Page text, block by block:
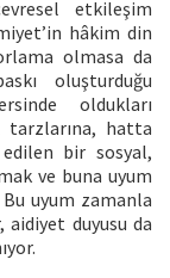
etkileşim
hâkim din
olmasa da
oluşturduğu
oldukları
tarzlarına, hatta
bir sosyal,
ve buna uyum
Bu uyum zamanla
aidiyet duyusu da